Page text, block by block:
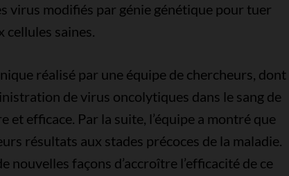
virus modifiés par génie génétique pour tuer
cellules saines.
réalisé par une équipe de chercheurs, dont
de virus oncolytiques dans le sang de
efficace. Par la suite, l’équipe a montré que
résultats aux stades précoces de la maladie.
nouvelles façons d’accroître l’efficacité de ce